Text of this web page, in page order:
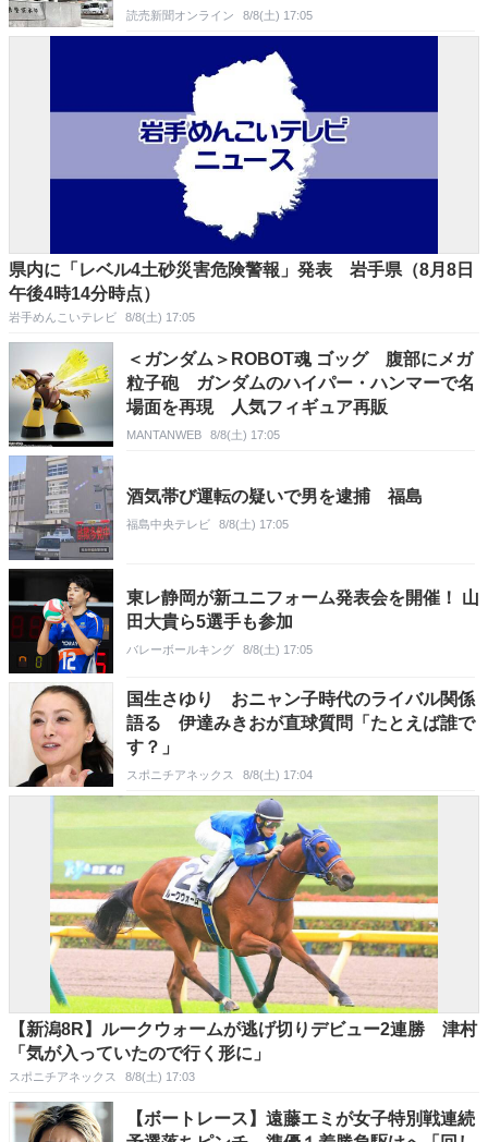
施術を受けたとする虚偽の書類提出
読売新聞オンライン 8/8(土) 17:05
県内に「レベル4土砂災害危険警報」発表 岩手県（8月8日
午後4時14分時点）
岩手めんこいテレビ 8/8(土) 17:05
＜ガンダム＞ROBOT魂 ゴッグ 腹部にメガ
粒子砲 ガンダムのハイパー・ハンマーで名
場面を再現 人気フィギュア再販
MANTANWEB 8/8(土) 17:05
酒気帯び運転の疑いで男を逮捕 福島
福島中央テレビ 8/8(土) 17:05
東レ静岡が新ユニフォーム発表会を開催！ 山
田大貴ら5選手も参加
バレーボールキング 8/8(土) 17:05
国生さゆり おニャン子時代のライバル関係
語る 伊達みきおが直球質問「たとえば誰で
す？」
スポニチアネックス 8/8(土) 17:04
【新潟8R】ルークウォームが逃げ切りデビュー2連勝 津村
「気が入っていたので行く形に」
スポニチアネックス 8/8(土) 17:03
【ボートレース】遠藤エミが女子特別戦連続